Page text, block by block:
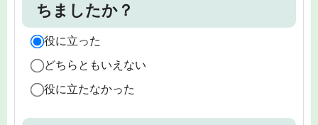
ちましたか？
役に立った
どちらともいえない
役に立たなかった